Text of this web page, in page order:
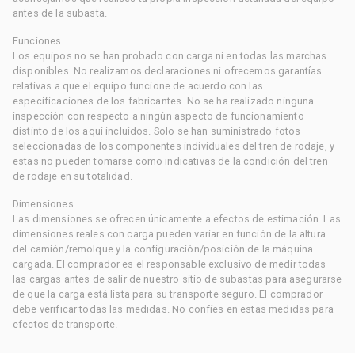
antes de la subasta.
Funciones
Los equipos no se han probado con carga ni en todas las marchas
disponibles. No realizamos declaraciones ni ofrecemos garantías
relativas a que el equipo funcione de acuerdo con las
especificaciones de los fabricantes. No se ha realizado ninguna
inspección con respecto a ningún aspecto de funcionamiento
distinto de los aquí incluidos. Solo se han suministrado fotos
seleccionadas de los componentes individuales del tren de rodaje, y
estas no pueden tomarse como indicativas de la condición del tren
de rodaje en su totalidad.
Dimensiones
Las dimensiones se ofrecen únicamente a efectos de estimación. Las
dimensiones reales con carga pueden variar en función de la altura
del camión/remolque y la configuración/posición de la máquina
cargada. El comprador es el responsable exclusivo de medir todas
las cargas antes de salir de nuestro sitio de subastas para asegurarse
de que la carga está lista para su transporte seguro. El comprador
debe verificar todas las medidas. No confíes en estas medidas para
efectos de transporte.